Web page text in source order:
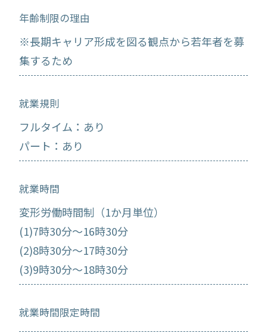
年齢制限の理由
※長期キャリア形成を図る観点から若年者を募
集するため
就業規則
フルタイム：あり
パート：あり
就業時間
変形労働時間制（1か月単位）
(1)7時30分～16時30分
(2)8時30分～17時30分
(3)9時30分～18時30分
就業時間限定時間